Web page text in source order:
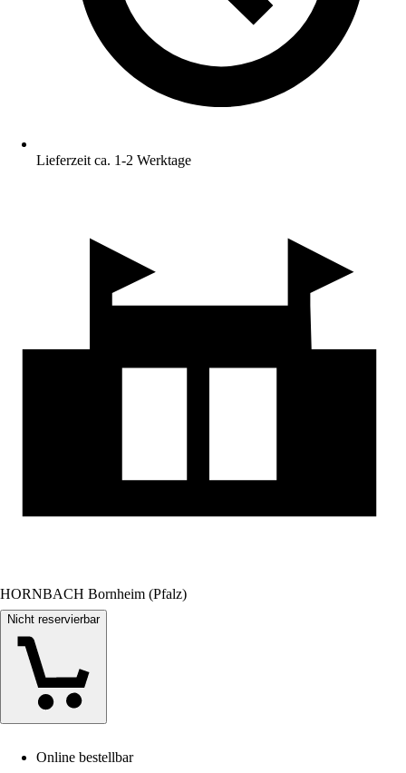
Lieferzeit ca. 1-2 Werktage
HORNBACH Bornheim (Pfalz)
Nicht reservierbar
Online bestellbar